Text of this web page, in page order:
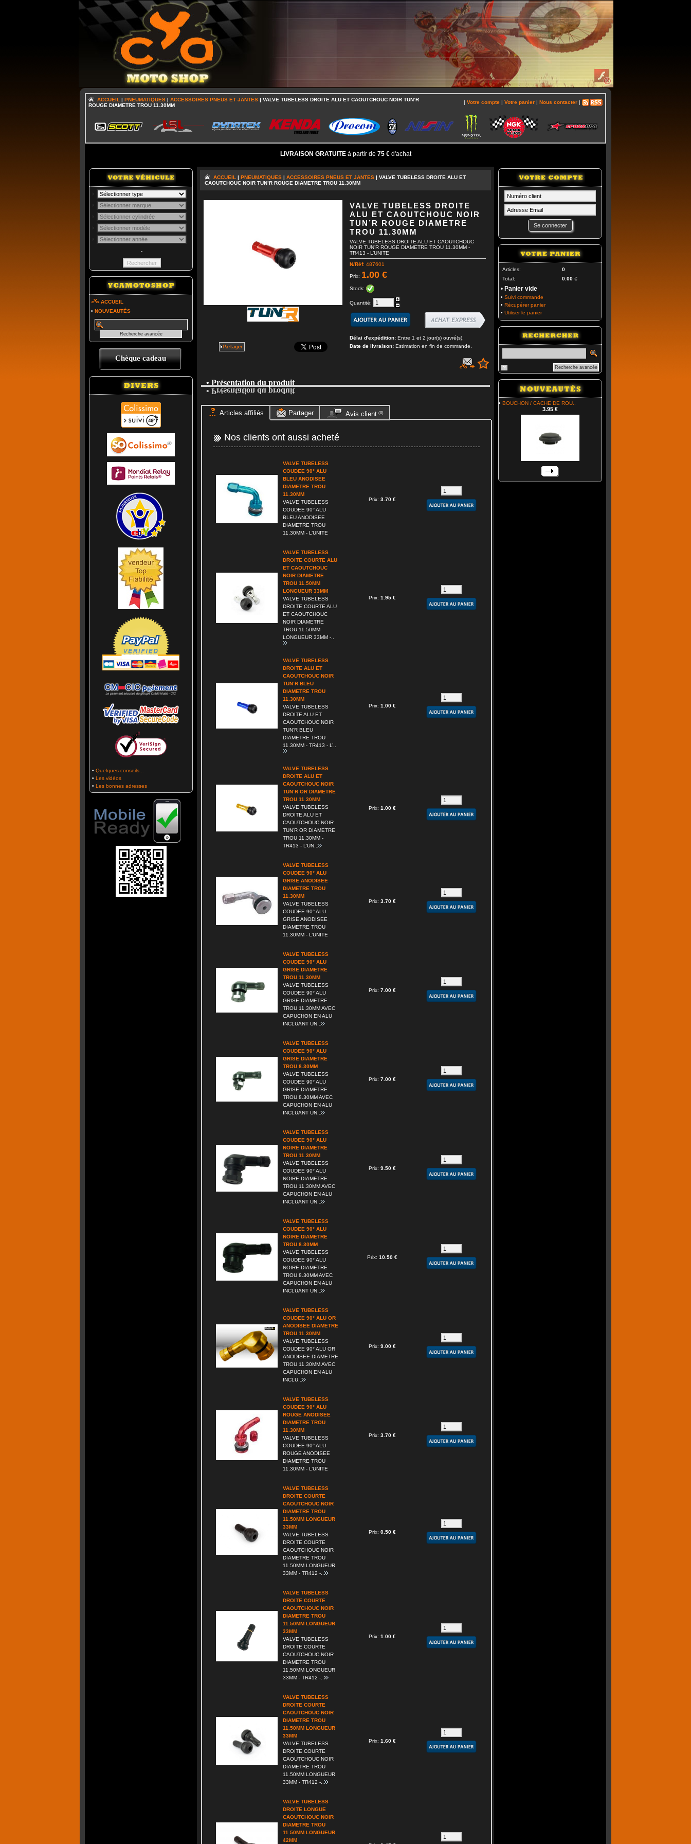
ACCUEIL | PNEUMATIQUES | ACCESSOIRES PNEUS ET JANTES | VALVE TUBELESS DROITE ALU ET CAOUTCHOUC NOIR TUN’R
ROUGE DIAMETRE TROU 11.30MM
| Votre compte | Votre panier | Nous contacter |
LIVRAISON GRATUITEà partir de 75 €d'achat
-
ACCUEIL
• NOUVEAUTÉS
Chèque cadeau
• Quelques conseils...
• Les vidéos
• Les bonnes adresses
ACCUEIL | PNEUMATIQUES | ACCESSOIRES PNEUS ET JANTES | VALVE TUBELESS DROITE ALU ET
CAOUTCHOUC NOIR TUN’R ROUGE DIAMETRE TROU 11.30MM
VALVE TUBELESS DROITE
ALU ET CAOUTCHOUC NOIR
TUN’R ROUGE DIAMETRE
TROU 11.30MM
VALVE TUBELESS DROITE ALU ET CAOUTCHOUC
NOIR TUN’R ROUGE DIAMETRE TROU 11.30MM -
TR413 - L’UNITE
N/Réf: 487601
Prix: 1.00 €
Stock:
Quantité:
Délai d'expédition: Entre 1 et 2 jour(s) ouvré(s).
Date de livraison: Estimation en fin de commande.
• Présentation du produit
• Présentation du produit
Articles affiliés Partager Avis client (0)
Nos clients ont aussi acheté
VALVE TUBELESS
COUDEE 90° ALU
BLEU ANODISEE
DIAMETRE TROU
11.30MM
VALVE TUBELESS
COUDEE 90° ALU
BLEU ANODISEE
DIAMETRE TROU
11.30MM - L’UNITE
Prix: 3.70 €
VALVE TUBELESS
DROITE COURTE ALU
ET CAOUTCHOUC
NOIR DIAMETRE
TROU 11.50MM
LONGUEUR 33MM
VALVE TUBELESS
DROITE COURTE ALU
ET CAOUTCHOUC
NOIR DIAMETRE
TROU 11.50MM
LONGUEUR 33MM -..
Prix: 1.95 €
VALVE TUBELESS
DROITE ALU ET
CAOUTCHOUC NOIR
TUN’R BLEU
DIAMETRE TROU
11.30MM
VALVE TUBELESS
DROITE ALU ET
CAOUTCHOUC NOIR
TUN’R BLEU
DIAMETRE TROU
11.30MM - TR413 - L’..
Prix: 1.00 €
VALVE TUBELESS
DROITE ALU ET
CAOUTCHOUC NOIR
TUN’R OR DIAMETRE
TROU 11.30MM
VALVE TUBELESS
DROITE ALU ET
CAOUTCHOUC NOIR
TUN’R OR DIAMETRE
TROU 11.30MM -
TR413 - L’UN..
Prix: 1.00 €
VALVE TUBELESS
COUDEE 90° ALU
GRISE ANODISEE
DIAMETRE TROU
11.30MM
VALVE TUBELESS
COUDEE 90° ALU
GRISE ANODISEE
DIAMETRE TROU
11.30MM - L’UNITE
Prix: 3.70 €
VALVE TUBELESS
COUDEE 90° ALU
GRISE DIAMETRE
TROU 11.30MM
VALVE TUBELESS
COUDEE 90° ALU
GRISE DIAMETRE
TROU 11.30MM AVEC
CAPUCHON EN ALU
INCLUANT UN..
Prix: 7.00 €
VALVE TUBELESS
COUDEE 90° ALU
GRISE DIAMETRE
TROU 8.30MM
VALVE TUBELESS
COUDEE 90° ALU
GRISE DIAMETRE
TROU 8.30MM AVEC
CAPUCHON EN ALU
INCLUANT UN..
Prix: 7.00 €
VALVE TUBELESS
COUDEE 90° ALU
NOIRE DIAMETRE
TROU 11.30MM
VALVE TUBELESS
COUDEE 90° ALU
NOIRE DIAMETRE
TROU 11.30MM AVEC
CAPUCHON EN ALU
INCLUANT UN..
Prix: 9.50 €
VALVE TUBELESS
COUDEE 90° ALU
NOIRE DIAMETRE
TROU 8.30MM
VALVE TUBELESS
COUDEE 90° ALU
NOIRE DIAMETRE
TROU 8.30MM AVEC
CAPUCHON EN ALU
INCLUANT UN..
Prix: 10.50 €
VALVE TUBELESS
COUDEE 90° ALU OR
ANODISEE DIAMETRE
TROU 11.30MM
VALVE TUBELESS
COUDEE 90° ALU OR
ANODISEE DIAMETRE
TROU 11.30MM AVEC
CAPUCHON EN ALU
INCLU..
Prix: 9.00 €
VALVE TUBELESS
COUDEE 90° ALU
ROUGE ANODISEE
DIAMETRE TROU
11.30MM
VALVE TUBELESS
COUDEE 90° ALU
ROUGE ANODISEE
DIAMETRE TROU
11.30MM - L’UNITE
Prix: 3.70 €
VALVE TUBELESS
DROITE COURTE
CAOUTCHOUC NOIR
DIAMETRE TROU
11.50MM LONGUEUR
33MM
VALVE TUBELESS
DROITE COURTE
CAOUTCHOUC NOIR
DIAMETRE TROU
11.50MM LONGUEUR
33MM - TR412 -..
Prix: 0.50 €
VALVE TUBELESS
DROITE COURTE
CAOUTCHOUC NOIR
DIAMETRE TROU
11.50MM LONGUEUR
33MM
VALVE TUBELESS
DROITE COURTE
CAOUTCHOUC NOIR
DIAMETRE TROU
11.50MM LONGUEUR
33MM - TR412 -..
Prix: 1.00 €
VALVE TUBELESS
DROITE COURTE
CAOUTCHOUC NOIR
DIAMETRE TROU
11.50MM LONGUEUR
33MM
VALVE TUBELESS
DROITE COURTE
CAOUTCHOUC NOIR
DIAMETRE TROU
11.50MM LONGUEUR
33MM - TR412 -..
Prix: 1.60 €
VALVE TUBELESS
DROITE LONGUE
CAOUTCHOUC NOIR
DIAMETRE TROU
11.50MM LONGUEUR
42MM
Articles:
0
Total:
0.00 €
• Panier vide
• Suivi commande
• Récupérer panier
• Utiliser le panier
? Recherche avancée
• BOUCHON / CACHE DE ROU..
3.95 €